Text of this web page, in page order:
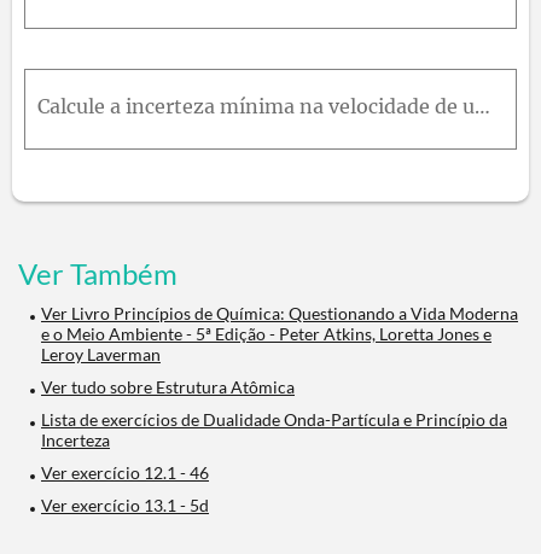
Calcule a incerteza mínima na velocidade de uma bola com 500 g , que está a uma distância de no mínimo 1 μ m de um certo ponto. Qual a incerteza mínima na posição de um projétil de 5 g cuja velocidade
Ver Também
Ver Livro Princípios de Química: Questionando a Vida Moderna
e o Meio Ambiente - 5ª Edição - Peter Atkins, Loretta Jones e
Leroy Laverman
Ver tudo sobre Estrutura Atômica
Lista de exercícios de Dualidade Onda-Partícula e Princípio da
Incerteza
Ver exercício 12.1 - 46
Ver exercício 13.1 - 5d